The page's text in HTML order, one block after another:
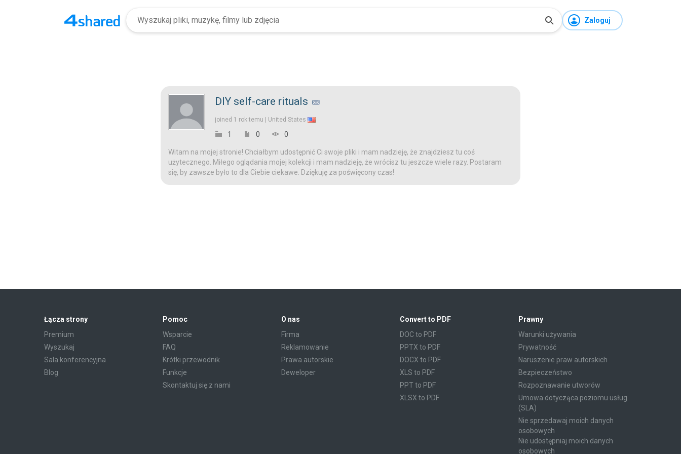
Zaloguj
DIY self-care rituals
joined 1 rok temu | United States
1 0 0
Witam na mojej stronie! Chciałbym udostępnić Ci swoje pliki i mam nadzieję, że znajdziesz tu coś
użytecznego. Miłego oglądania mojej kolekcji i mam nadzieję, że wrócisz tu jeszcze wiele razy. Postaram
się, by zawsze było to dla Ciebie ciekawe. Dziękuję za poświęcony czas!
Łącza strony
Premium
Wyszukaj
Sala konferencyjna
Blog
Pomoc
Wsparcie
FAQ
Krótki przewodnik
Funkcje
Skontaktuj się z nami
O nas
Firma
Reklamowanie
Prawa autorskie
Deweloper
Convert to PDF
DOC to PDF
PPTX to PDF
DOCX to PDF
XLS to PDF
PPT to PDF
XLSX to PDF
Prawny
Warunki używania
Prywatność
Naruszenie praw autorskich
Bezpieczeństwo
Rozpoznawanie utworów
Umowa dotycząca poziomu usług
(SLA)
Nie sprzedawaj moich danych
osobowych
Nie udostępniaj moich danych
osobowych